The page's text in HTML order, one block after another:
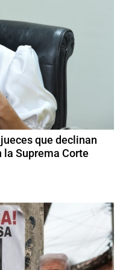
que declinan
Suprema Corte